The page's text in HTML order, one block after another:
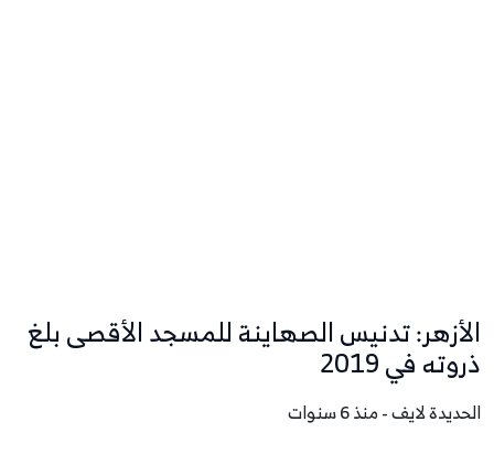
الأزهر: تدنيس الصهاينة للمسجد الأقصى بلغ
ذروته في 2019
الحديدة لايف - منذ 6 سنوات